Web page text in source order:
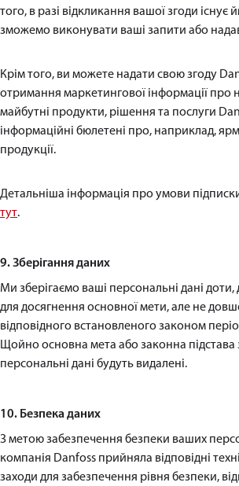
того, в разі відкликання вашої згоди існує
зможемо виконувати ваші запити або
Крім того, ви можете надати свою згоду
отримання маркетингової інформації про
майбутні продукти, рішення та послуги
інформаційні бюлетені про, наприклад,
продукції.
Детальніша інформація про умови
тут.
9. Зберігання даних
Ми зберігаємо ваші персональні дані
для досягнення основної мети, але не
відповідного встановленого законом
Щойно основна мета або законна підстава
персональні дані будуть видалені.
10. Безпека даних
З метою забезпечення безпеки ваших
компанія Danfoss прийняла відповідні
заходи для забезпечення рівня безпеки,